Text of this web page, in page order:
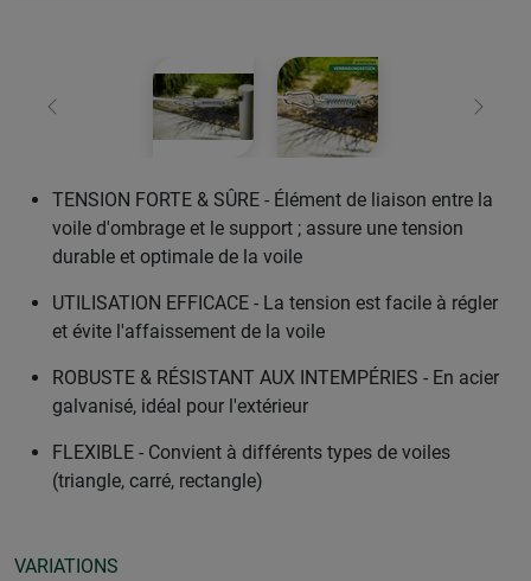
retour
TENSION FORTE & SÛRE - Élément de liaison entre la
voile d'ombrage et le support ; assure une tension
durable et optimale de la voile
UTILISATION EFFICACE - La tension est facile à régler
et évite l'affaissement de la voile
ROBUSTE & RÉSISTANT AUX INTEMPÉRIES - En acier
galvanisé, idéal pour l'extérieur
FLEXIBLE - Convient à différents types de voiles
(triangle, carré, rectangle)
VARIATIONS